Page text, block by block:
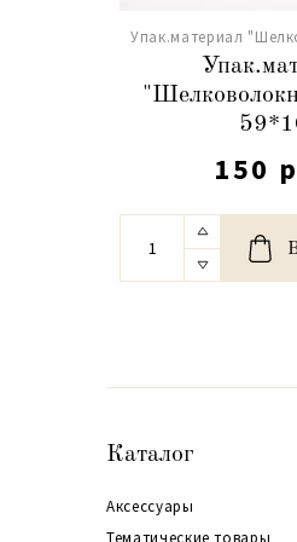
Упак.материал
150
Каталог
Аксессуары